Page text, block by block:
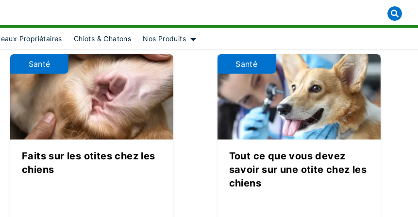
Propriétaires Chiots & Chatons
Nos Produits
Santé
Faits sur les otites chez les
chiens
Santé
Tout ce que vous devez
savoir sur une otite chez les
chiens